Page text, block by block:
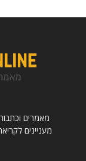
מאמרים
מעניינים